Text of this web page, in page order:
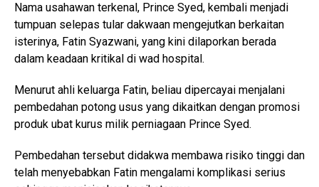
Nama usahawan terkenal, Prince Syed, kembali menjadi
tumpuan selepas tular dakwaan mengejutkan berkaitan
isterinya, Fatin Syazwani, yang kini dilaporkan berada
dalam keadaan kritikal di wad hospital.
Menurut ahli keluarga Fatin, beliau dipercayai menjalani
pembedahan potong usus yang dikaitkan dengan promosi
produk ubat kurus milik perniagaan Prince Syed.
Pembedahan tersebut didakwa membawa risiko tinggi dan
telah menyebabkan Fatin mengalami komplikasi serius